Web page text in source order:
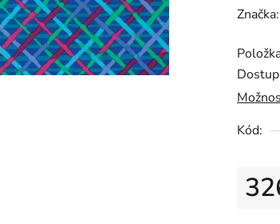
je
0,0
z
5
Kód: